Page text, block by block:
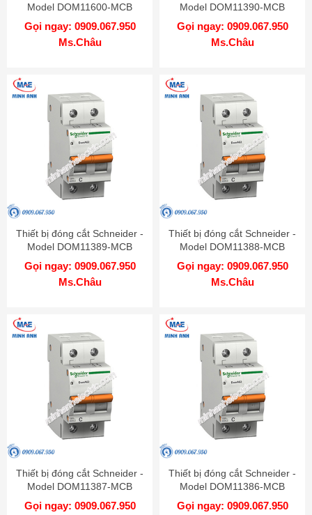
Model DOM11600-MCB
Gọi ngay: 0909.067.950
Ms.Châu
Model DOM11390-MCB
Gọi ngay: 0909.067.950
Ms.Châu
Thiết bị đóng cắt Schneider -
Model DOM11389-MCB
Gọi ngay: 0909.067.950
Ms.Châu
Thiết bị đóng cắt Schneider -
Model DOM11388-MCB
Gọi ngay: 0909.067.950
Ms.Châu
Thiết bị đóng cắt Schneider -
Model DOM11387-MCB
Gọi ngay: 0909.067.950
Thiết bị đóng cắt Schneider -
Model DOM11386-MCB
Gọi ngay: 0909.067.950